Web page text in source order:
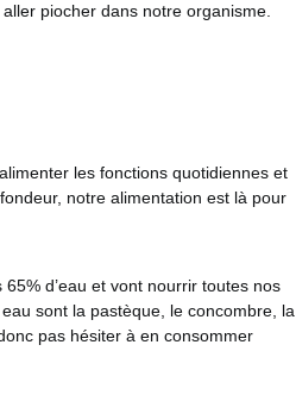
piocher dans notre organisme.
les fonctions quotidiennes et
notre alimentation est là pour
d’eau et vont nourrir toutes nos
sont la pastèque, le concombre, la
pas hésiter à en consommer